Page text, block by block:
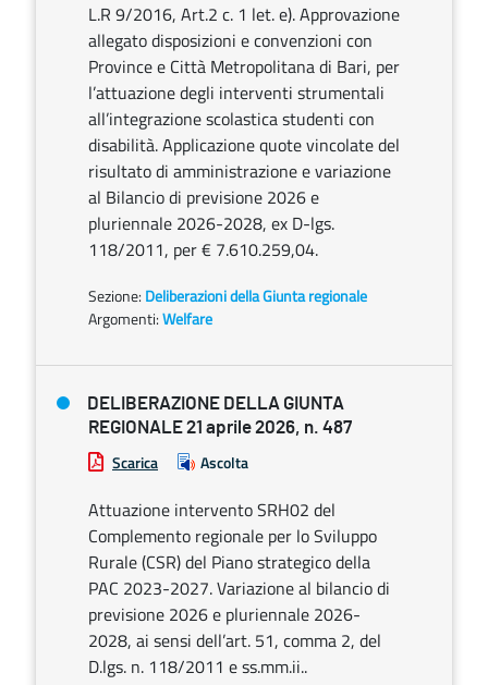
L.R 9/2016, Art.2 c. 1 let. e). Approvazione
allegato disposizioni e convenzioni con
Province e Città Metropolitana di Bari, per
l’attuazione degli interventi strumentali
all’integrazione scolastica studenti con
disabilità. Applicazione quote vincolate del
risultato di amministrazione e variazione
al Bilancio di previsione 2026 e
pluriennale 2026-2028, ex D-lgs.
118/2011, per € 7.610.259,04.
Sezione: Deliberazioni della Giunta regionale
Argomenti:Welfare
DELIBERAZIONE DELLA GIUNTA
REGIONALE 21 aprile 2026, n. 487
Scarica Ascolta
Attuazione intervento SRH02 del
Complemento regionale per lo Sviluppo
Rurale (CSR) del Piano strategico della
PAC 2023-2027. Variazione al bilancio di
previsione 2026 e pluriennale 2026-
2028, ai sensi dell’art. 51, comma 2, del
D.lgs. n. 118/2011 e ss.mm.ii..